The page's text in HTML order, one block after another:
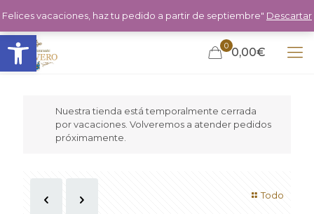
Abrir barra de herramientas 0 0,00€
Nuestra tienda está temporalmente cerrada
por vacaciones. Volveremos a atender pedidos
próximamente.
Todo
Felices vacaciones, haz tu pedido a partir de septiembre" Descartar